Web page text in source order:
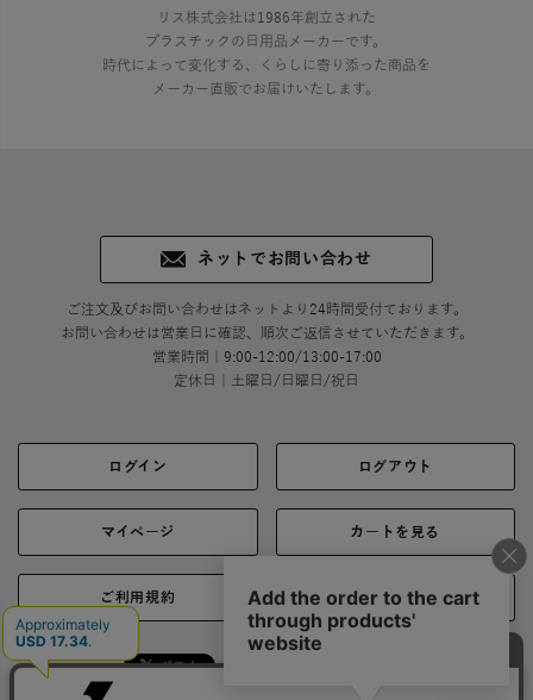
リス株式会社は1986年創立された
プラスチックの日用品メーカーです。
時代によって変化する、くらしに寄り添った商品を
メーカー直販でお届けいたします。
ネットでお問い合わせ
ご注文及びお問い合わせはネットより24時間受付ております。
お問い合わせは営業日に確認、順次ご返信させていただきます。
営業時間｜9:00-12:00/13:00-17:00
定休日｜土曜日/日曜日/祝日
ログイン ログアウト
マイページ カートを見る
ご利用規約 ご利用ガイド